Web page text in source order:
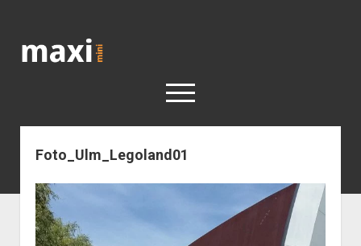
open
< work
Berlin
Foto_Ulm_Legoland01